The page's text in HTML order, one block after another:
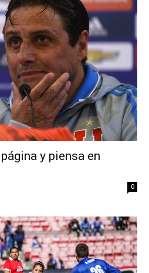
y piensa en
0